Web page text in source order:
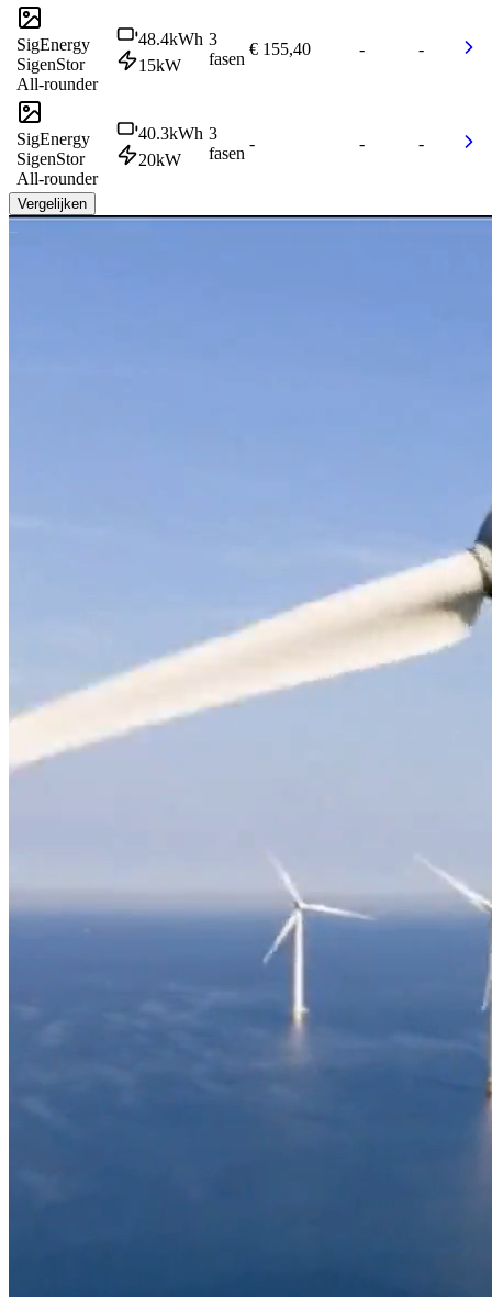
SigEnergy
SigenStor
All-rounder
48.4kWh
15kW
3
fasen
€ 155,40 - -
SigEnergy
SigenStor
All-rounder
40.3kWh
20kW
3
fasen
- - -
Vergelijken